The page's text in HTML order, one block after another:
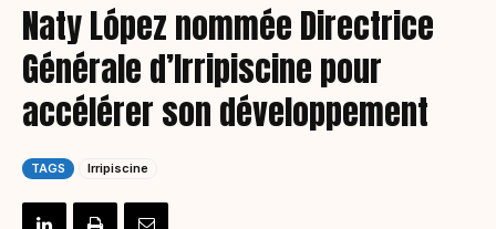
Naty López nommée Directrice
Générale d’Irripiscine pour
accélérer son développement
TAGS Irripiscine